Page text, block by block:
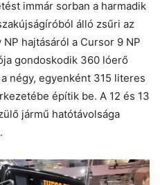
immár sorban a harmadik
álló zsűri az
hajtásáról a Cursor 9 NP
gondoskodik 360 lóerő
négy, egyenként 315 literes
építik be. A 12 és 13
jármű hatótávolsága